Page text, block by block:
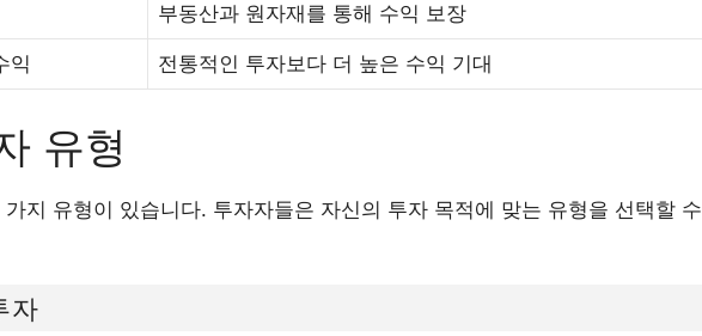
부동산과 원자재를 통해 수익 보장
익 전통적인 투자보다 더 높은 수익 기대
유형
지 유형이 있습니다. 투자자들은 자신의 투자 목적에 맞는 유형을 선택할 수
자